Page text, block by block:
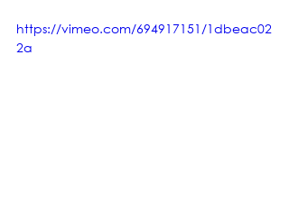
https://vimeo.com/694917151/1dbeac02
2a